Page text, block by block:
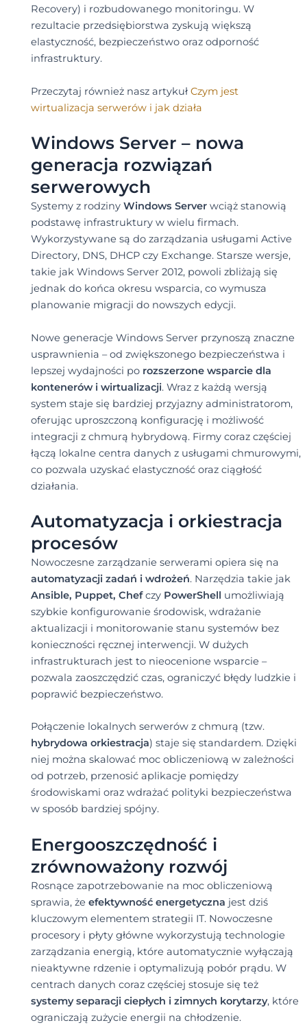
Recovery) i rozbudowanego monitoringu. W
rezultacie przedsiębiorstwa zyskują większą
elastyczność, bezpieczeństwo oraz odporność
infrastruktury.
Przeczytaj również nasz artykuł Czym jest
wirtualizacja serwerów i jak działa
Windows Server – nowa
generacja rozwiązań
serwerowych
Systemy z rodziny Windows Serverwciąż stanowią
podstawę infrastruktury w wielu firmach.
Wykorzystywane są do zarządzania usługami Active
Directory, DNS, DHCP czy Exchange. Starsze wersje,
takie jak Windows Server 2012, powoli zbliżają się
jednak do końca okresu wsparcia, co wymusza
planowanie migracji do nowszych edycji.
Nowe generacje Windows Server przynoszą znaczne
usprawnienia – od zwiększonego bezpieczeństwa i
lepszej wydajności po rozszerzone wsparcie dla
kontenerów i wirtualizacji. Wraz z każdą wersją
system staje się bardziej przyjazny administratorom,
oferując uproszczoną konfigurację i możliwość
integracji z chmurą hybrydową. Firmy coraz częściej
łączą lokalne centra danych z usługami chmurowymi,
co pozwala uzyskać elastyczność oraz ciągłość
działania.
Automatyzacja i orkiestracja
procesów
Nowoczesne zarządzanie serwerami opiera się na
automatyzacji zadań i wdrożeń. Narzędzia takie jak
Ansible, Puppet, Chefczy PowerShell umożliwiają
szybkie konfigurowanie środowisk, wdrażanie
aktualizacji i monitorowanie stanu systemów bez
konieczności ręcznej interwencji. W dużych
infrastrukturach jest to nieocenione wsparcie –
pozwala zaoszczędzić czas, ograniczyć błędy ludzkie i
poprawić bezpieczeństwo.
Połączenie lokalnych serwerów z chmurą (tzw.
hybrydowa orkiestracja) staje się standardem. Dzięki
niej można skalować moc obliczeniową w zależności
od potrzeb, przenosić aplikacje pomiędzy
środowiskami oraz wdrażać polityki bezpieczeństwa
w sposób bardziej spójny.
Energooszczędność i
zrównoważony rozwój
Rosnące zapotrzebowanie na moc obliczeniową
sprawia, że efektywność energetyczna jest dziś
kluczowym elementem strategii IT. Nowoczesne
procesory i płyty główne wykorzystują technologie
zarządzania energią, które automatycznie wyłączają
nieaktywne rdzenie i optymalizują pobór prądu. W
centrach danych coraz częściej stosuje się też
systemy separacji ciepłych i zimnych korytarzy, które
ograniczają zużycie energii na chłodzenie.